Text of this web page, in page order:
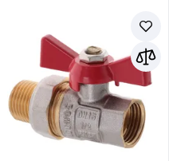
Краны шаровые
Вид изделия
"Американка"
Назначение
Для воды
Прямой